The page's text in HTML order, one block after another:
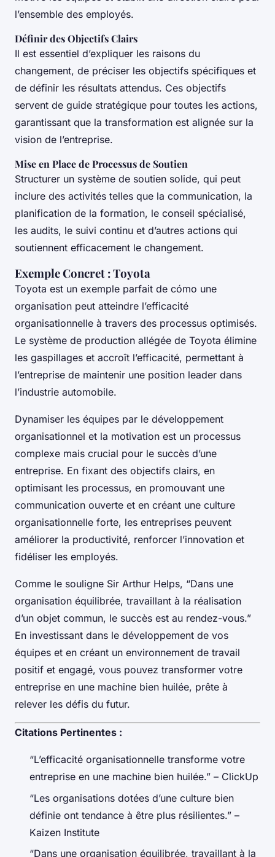
l’ensemble des employés.
Définir des Objectifs Clairs
Il est essentiel d’expliquer les raisons du
changement, de préciser les objectifs spécifiques et
de définir les résultats attendus. Ces objectifs
servent de guide stratégique pour toutes les actions,
garantissant que la transformation est alignée sur la
vision de l’entreprise.
Mise en Place de Processus de Soutien
Structurer un système de soutien solide, qui peut
inclure des activités telles que la communication, la
planification de la formation, le conseil spécialisé,
les audits, le suivi continu et d’autres actions qui
soutiennent efficacement le changement.
Exemple Concret : Toyota
Toyota est un exemple parfait de cómo une
organisation peut atteindre l’efficacité
organisationnelle à travers des processus optimisés.
Le système de production allégée de Toyota élimine
les gaspillages et accroît l’efficacité, permettant à
l’entreprise de maintenir une position leader dans
l’industrie automobile.
Dynamiser les équipes par le développement
organisationnel et la motivation est un processus
complexe mais crucial pour le succès d’une
entreprise. En fixant des objectifs clairs, en
optimisant les processus, en promouvant une
communication ouverte et en créant une culture
organisationnelle forte, les entreprises peuvent
améliorer la productivité, renforcer l’innovation et
fidéliser les employés.
Comme le souligne Sir Arthur Helps, “Dans une
organisation équilibrée, travaillant à la réalisation
d’un objet commun, le succès est au rendez-vous.”
En investissant dans le développement de vos
équipes et en créant un environnement de travail
positif et engagé, vous pouvez transformer votre
entreprise en une machine bien huilée, prête à
relever les défis du futur.
Citations Pertinentes :
“L’efficacité organisationnelle transforme votre
entreprise en une machine bien huilée.” – ClickUp
“Les organisations dotées d’une culture bien
définie ont tendance à être plus résilientes.” –
Kaizen Institute
“Dans une organisation équilibrée, travaillant à la